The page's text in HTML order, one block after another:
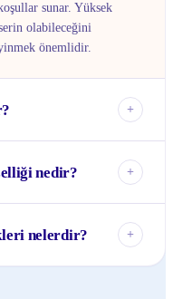
sunar. Yüksek
olabileceğini
önemlidir.
+
Lima'dan
kullanabilirsiniz.
nedir? +
Lago Junín
nelerdir? +